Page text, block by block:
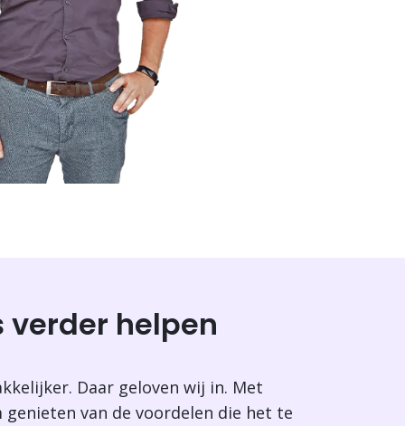
helpen
Daar geloven wij in. Met
genieten van de voordelen die het te